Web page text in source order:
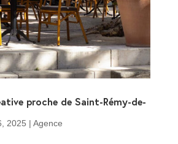
proche de Saint-Rémy-de-
2025 | Agence